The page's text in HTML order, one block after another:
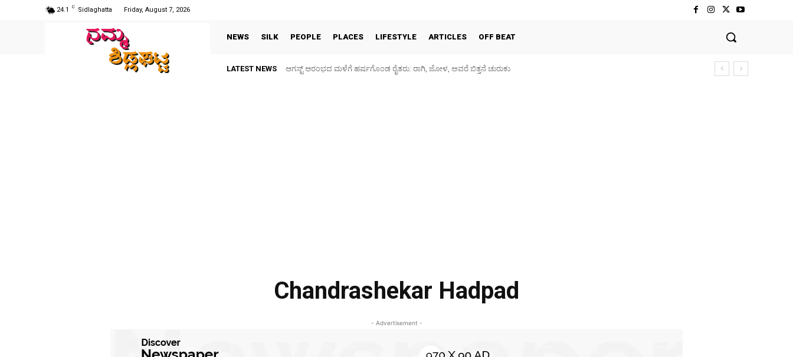
24.1 C Sidlaghatta Friday, August 7, 2026
NEWS SILK PEOPLE PLACES LIFESTYLE ARTICLES OFF BEAT
LATEST NEWS ಆಗಸ್ಟ್ ಆರಂಭದ ಮಳೆಗೆ ಹರ್ಷಗೊಂಡ ರೈತರು: ರಾಗಿ, ಜೋಳ, ಅವರೆ ಬಿತ್ತನೆ ಚುರುಕು
Chandrashekar Hadpad
- Advertisement -